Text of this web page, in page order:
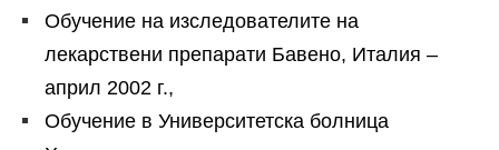
Обучение на изследователите на
лекарствени препарати Бавено, Италия –
април 2002 г.,
Обучение в Университетска болница